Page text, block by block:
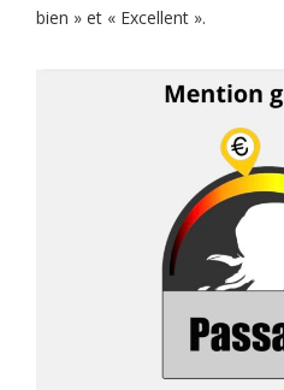
bien » et « Excellent ».